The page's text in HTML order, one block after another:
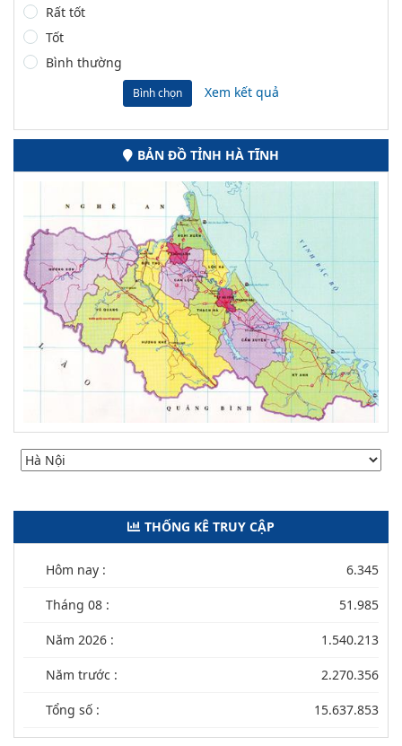
Rất tốt
Tốt
Bình thường
Bình chọn Xem kết quả
BẢN ĐỒ TỈNH HÀ TĨNH
THỐNG KÊ TRUY CẬP
Hôm nay : 6.345
Tháng 08 : 51.985
Năm 2026 : 1.540.213
Năm trước : 2.270.356
Tổng số : 15.637.853